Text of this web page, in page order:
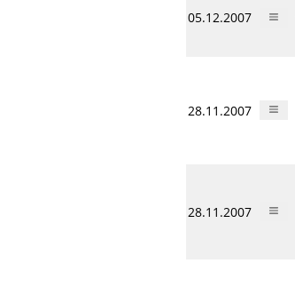
05.12.2007
28.11.2007
28.11.2007